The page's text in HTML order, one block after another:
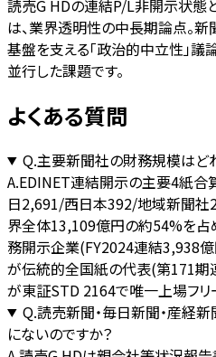
読売G HDの連結P/L非開示状態
は、業界透明性の中長期論点。
基盤を支える「政治的中立性」
並行した課題です。
よくある質問
Q.主要新聞社の財務規模はど
A.EDINET連結開示の主要4紙
日2,691/西日本392/地域新聞社
界全体13,109億円の約54%を占
務開示企業(FY2024連結3,938
が伝統的全国紙の代表(第171期
が東証STD 2164で唯一上場フリ
Q.読売新聞・毎日新聞・産経
にないのですか？